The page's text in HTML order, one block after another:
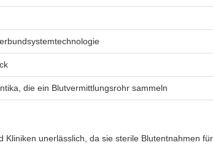
die ein Blutvermittlungsrohr sammeln
unerlässlich, da sie sterile Blutentnahmen